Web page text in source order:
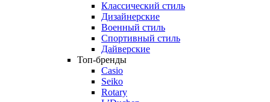
Классический стиль
Дизайнерские
Военный стиль
Спортивный стиль
Дайверские
Топ-бренды
Casio
Seiko
Rotary